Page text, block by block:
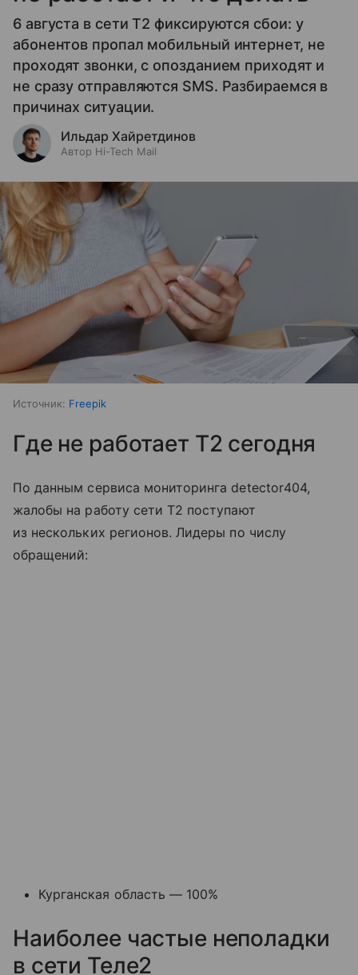
6 августа в сети T2 фиксируются сбои: у
абонентов пропал мобильный интернет, не
проходят звонки, с опозданием приходят и
не сразу отправляются SMS. Разбираемся в
причинах ситуации.
Ильдар Хайретдинов
Автор Hi-Tech Mail
Источник: Freepik
Где не работает T2 сегодня
По данным сервиса мониторинга detector404,
жалобы на работу сети T2 поступают
из нескольких регионов. Лидеры по числу
обращений:
Курганская область — 100%
Наиболее частые неполадки
в сети Теле2